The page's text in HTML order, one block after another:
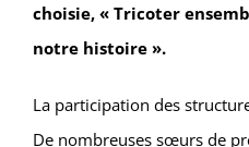
choisie, « Tricoter
notre histoire ».
La participation des
De nombreuses sœurs de